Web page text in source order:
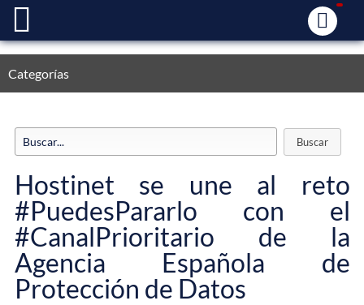
Categorías
Hostinet se une al reto
#PuedesPararlo con el
#CanalPrioritario de la
Agencia Española de
Protección de Datos